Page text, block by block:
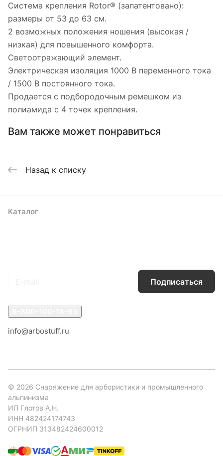
Система крепления Rotor® (запатентовано):
размеры от 53 до 63 см.
2 возможных положения ношения (высокая /
низкая) для повышенного комфорта.
Светоотражающий элемент.
Электрическая изоляция 1000 В переменного тока
/ 1500 В постоянного тока.
Продается с подбородочным ремешком из
полиамида с 4 точек крепления.
Вам также может понравиться
Назад к списку
Каталог
Подписаться
info@arbostuff.ru
© 2026 Снаряжение для арбористики и промышленного
альпинизма
ИП Глотов А.Н.
ИНН 482424174743
ОГРНИП 313482424600012